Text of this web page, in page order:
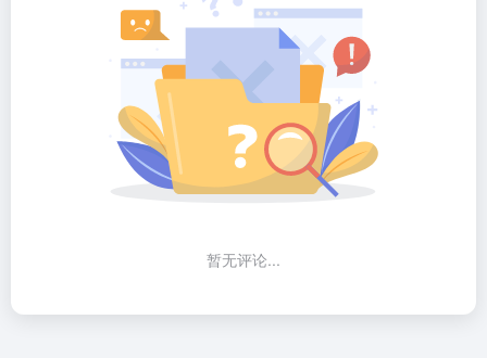
暂无评论...